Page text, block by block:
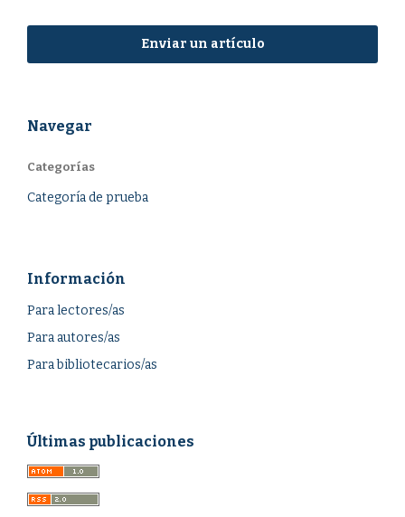
Enviar un artículo
Navegar
Categorías
Categoría de prueba
Información
Para lectores/as
Para autores/as
Para bibliotecarios/as
Últimas publicaciones